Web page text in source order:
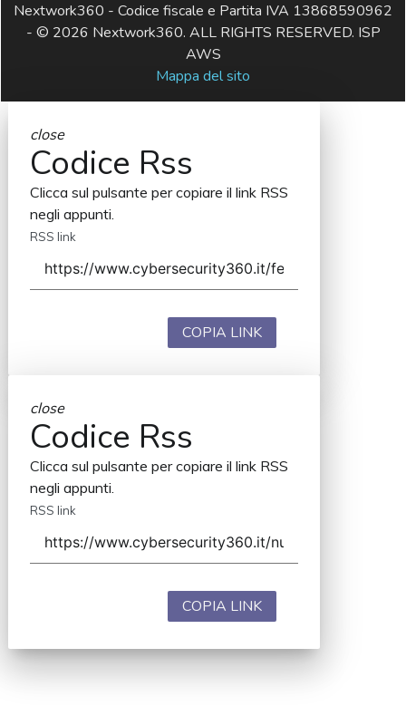
Nextwork360 - Codice fiscale e Partita IVA 13868590962
- © 2026 Nextwork360. ALL RIGHTS RESERVED. ISP
AWS
Mappa del sito
close
Codice Rss
Clicca sul pulsante per copiare il link RSS
negli appunti.
RSS link
COPIA LINK
close
Codice Rss
Clicca sul pulsante per copiare il link RSS
negli appunti.
RSS link
COPIA LINK